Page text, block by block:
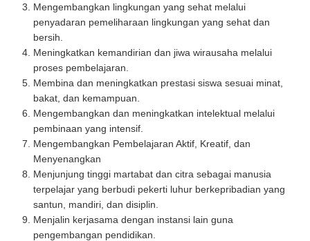
Mengembangkan lingkungan yang sehat melalui
penyadaran pemeliharaan lingkungan yang sehat dan
bersih.
Meningkatkan kemandirian dan jiwa wirausaha melalui
proses pembelajaran.
Membina dan meningkatkan prestasi siswa sesuai minat,
bakat, dan kemampuan.
Mengembangkan dan meningkatkan intelektual melalui
pembinaan yang intensif.
Mengembangkan Pembelajaran Aktif, Kreatif, dan
Menyenangkan
Menjunjung tinggi martabat dan citra sebagai manusia
terpelajar yang berbudi pekerti luhur berkepribadian yang
santun, mandiri, dan disiplin.
Menjalin kerjasama dengan instansi lain guna
pengembangan pendidikan.